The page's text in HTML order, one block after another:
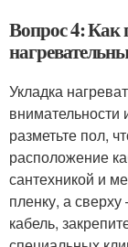
Вопрос 4: Как
Укладка
разметьте пол,
расположение
сантехникой и
пленку, а
кабель,